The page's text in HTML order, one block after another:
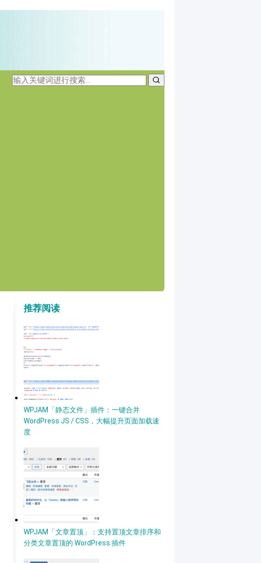
推荐阅读
WPJAM「静态文件」插件：一键合并
WordPress JS / CSS，大幅提升页面加载速
度
WPJAM「文章置顶」：支持置顶文章排序和
分类文章置顶的 WordPress 插件